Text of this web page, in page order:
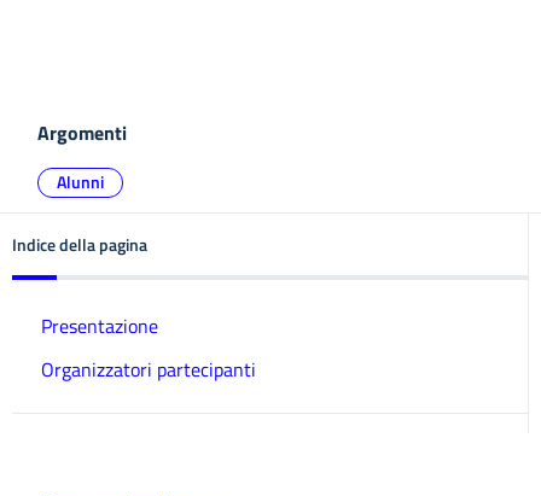
Argomenti
Alunni
Indice della pagina
Presentazione
Organizzatori partecipanti